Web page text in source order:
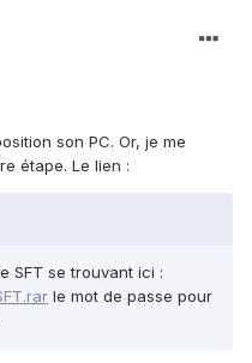
son PC. Or, je me
étape. Le lien :
SFT se trouvant ici :
le mot de passe pour